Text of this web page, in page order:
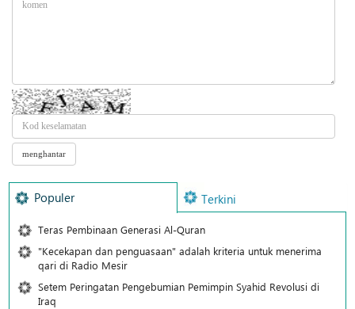
Populer Terkini
Teras Pembinaan Generasi Al-Quran
"Kecekapan dan penguasaan" adalah kriteria untuk menerima
qari di Radio Mesir
Setem Peringatan Pengebumian Pemimpin Syahid Revolusi di
Iraq